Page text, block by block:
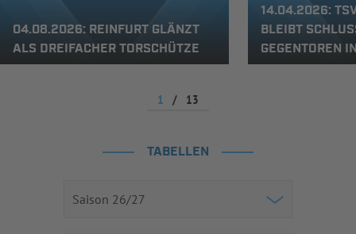
04.08.2026: REINFURT GLÄNZT
ALS DREIFACHER TORSCHÜTZE
14.04.2026:
BLEIBT
GEGENTOREN
1 / 13
TABELLEN